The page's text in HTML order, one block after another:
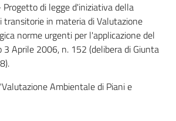
Progetto di legge d'iniziativa della
transitorie in materia di Valutazione
norme urgenti per l'applicazione del
3 Aprile 2006, n. 152 (delibera di Giunta
Ambientale di Piani e